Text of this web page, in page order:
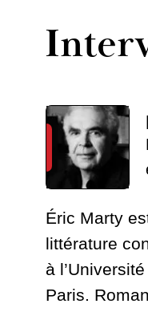
Éric Marty
littérature
à
Paris.